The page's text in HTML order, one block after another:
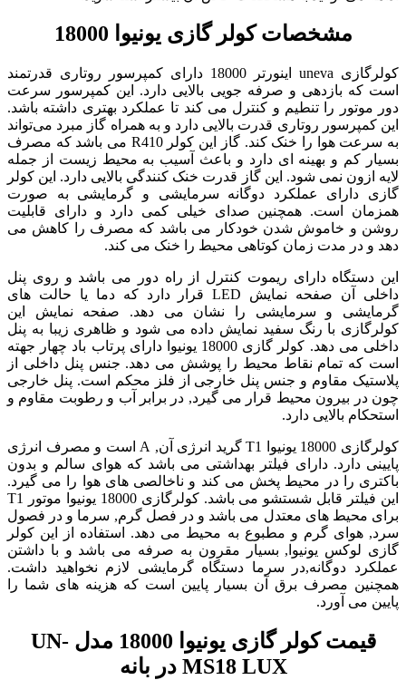
مشخصات کولر گازی یونیوا 18000
کولرگازی uneva اینورتر 18000 دارای کمپرسور روتاری قدرتمند
است که بازدهی و صرفه جویی بالایی دارد. این کمپرسور سرعت
دور موتور را تنطیم و کنترل می کند تا عملکرد بهتری داشته باشد.
این کمپرسور روتاری قدرت بالایی دارد و به همراه گاز مبرد می‌تواند
به سرعت هوا را خنک کند. گاز این کولر R410 می باشد که مصرف
بسیار کم و بهینه ای دارد و باعث آسیب به محیط زیست از جمله
لایه ازون نمی شود. این گاز قدرت خنک کنندگی بالایی دارد. این کولر
گازی دارای عملکرد دوگانه سرمایشی و گرمایشی به صورت
همزمان است. همچنین صدای خیلی کمی دارد و دارای قابلیت
روشن و خاموش شدن خودکار می باشد که مصرف را کاهش می
دهد و در مدت زمان کوتاهی محیط را خنک می کند.
این دستگاه دارای ریموت کنترل از راه دور می باشد و روی پنل
داخلی آن صفحه نمایش LED قرار دارد که دما یا حالت های
گرمایشی و سرمایشی را نشان می دهد. صفحه نمایش این
کولرگازی با رنگ سفید نمایش داده می شود و ظاهری زیبا به پنل
داخلی می دهد. کولر گازی 18000 یونیوا دارای پرتاب باد چهار جهته
است که تمام نقاط محیط را پوشش می دهد. جنس پنل داخلی از
پلاستیک مقاوم و جنس پنل خارجی از فلز محکم است. پنل خارجی
چون در بیرون محیط قرار می گیرد, در برابر آب و رطوبت مقاوم و
استحکام بالایی دارد.
کولرگازی 18000 یونیوا T1 گرید انرژی آن, A است و مصرف انرژی
پایینی دارد. دارای فیلتر بهداشتی می باشد که هوای سالم و بدون
باکتری را در محیط پخش می کند و ناخالصی های هوا را می گیرد.
این فیلتر قابل شستشو می باشد. کولرگازی 18000 یونیوا موتور T1
برای محیط های معتدل می باشد و در فصل گرم, سرما و در فصول
سرد, هوای گرم و مطبوع به محیط می دهد. استفاده از این کولر
گازی لوکس یونیوا, بسیار مقرون به صرفه می باشد و با داشتن
عملکرد دوگانه,در سرما دستگاه گرمایشی لازم نخواهید داشت.
همچنین مصرف برق آن بسیار پایین است که هزینه های شما را
پایین می آورد.
قیمت کولر گازی یونیوا 18000 مدل UN-
MS18 LUX در بانه